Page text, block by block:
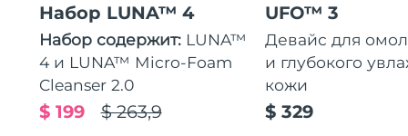
Набор LUNA™ 4
Набор содержит: LUNA™
4 и LUNA™ Micro-Foam
Cleanser 2.0
$ 263,9
$ 199
UFO™ 3
Девайс для
и глубокого
кожи
$ 329